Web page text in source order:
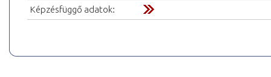
Képzésfüggő adatok: